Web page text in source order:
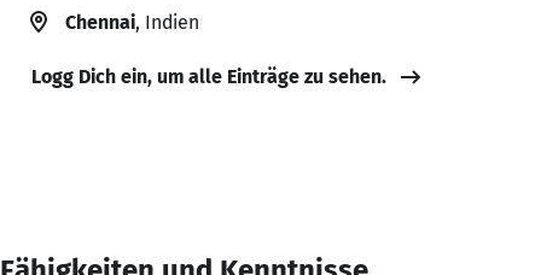
Chennai, Indien
Logg Dich ein, um alle Einträge zu sehen.